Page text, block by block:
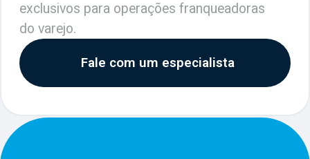
exclusivos para operações franqueadoras
do varejo.​
Fale com um especialista